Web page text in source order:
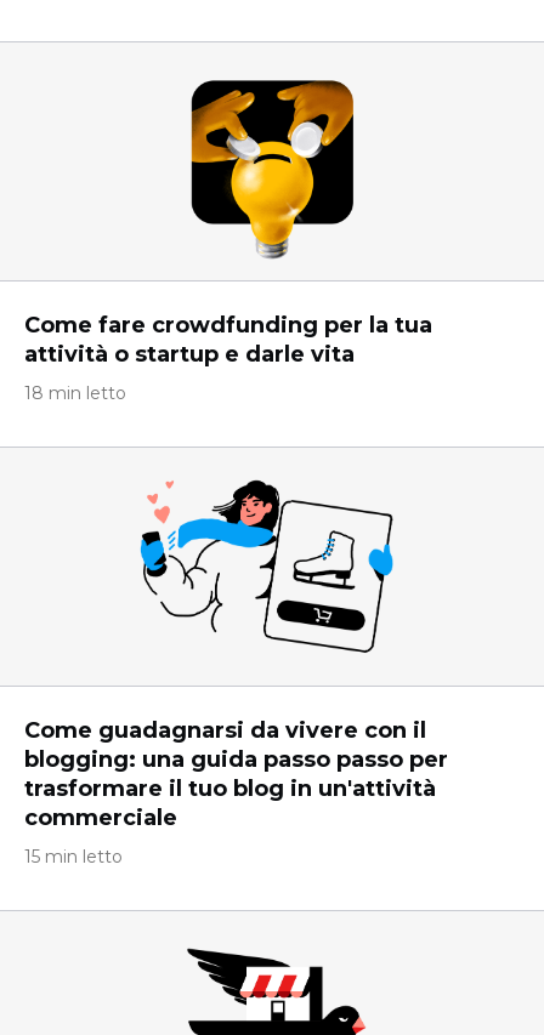
Come fare crowdfunding per la tua
attività o startup e darle vita
18 min letto
Come guadagnarsi da vivere con il
blogging: una guida passo passo per
trasformare il tuo blog in un'attività
commerciale
15 min letto